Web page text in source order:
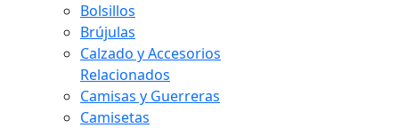
Bolsillos
Brújulas
Calzado y Accesorios
Relacionados
Camisas y Guerreras
Camisetas